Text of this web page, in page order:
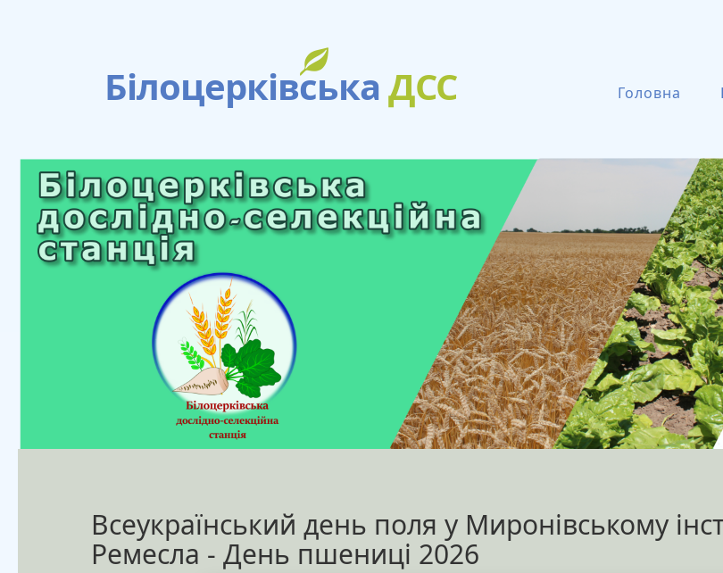
БілоцерківськаДСС Головна
Всеукраїнський день поля у Миронівському
Ремесла - День пшениці 2026